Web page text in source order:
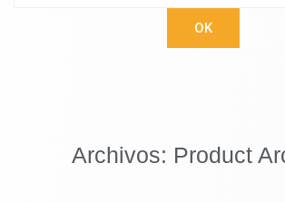
OK
Archivos: Product